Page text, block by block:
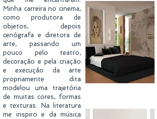
Minha carreira no cinema,
como produtora de
objetos, depois
cenógrafa e diretora de
arte, passando um
pouco pelo teatro,
decoração e pela criação
e execução da arte
propriamente dita
modelou uma trajetória
de muitas cores, formas
e texturas. Na literatura
me inspiro e da música